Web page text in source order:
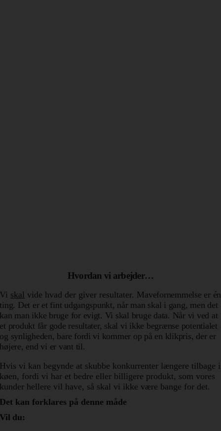
Hvordan vi arbejder…
Vi skal vide hvad der giver resultater. Mavefornemmelse er én
ting. Det er et fint udgangspunkt, når man skal i gang, men det
kan man ikke bruge for evigt. Vi skal bruge data. Når vi ved at
et produkt får gode resultater, skal vi ikke begrænse potentialet
og synligheden, bare fordi vi kommer op på en klikpris, der er
højere, end vi er vant til.
Hvis vi kan begynde at skubbe konkurrenter længere tilbage i
køen, fordi vi har et bedre eller billigere produkt, som vores
kunder hellere vil have, så skal vi ikke være bange for det.
Det kan forklares på denne måde
Vil du: